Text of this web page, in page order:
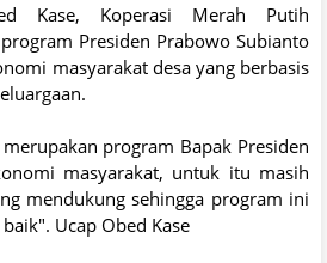
Kase, Koperasi Merah Putih
Presiden Prabowo Subianto
masyarakat desa yang berbasis
program Bapak Presiden
masyarakat, untuk itu masih
mendukung sehingga program ini
Ucap Obed Kase